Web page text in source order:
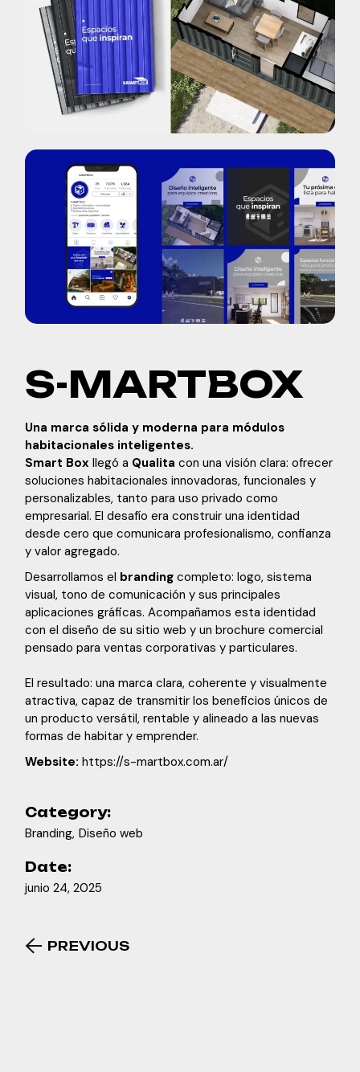
S-MARTBOX
Una marca sólida y moderna para módulos
habitacionales inteligentes.
Smart Box llegó a Qualita con una visión clara: ofrecer
soluciones habitacionales innovadoras, funcionales y
personalizables, tanto para uso privado como
empresarial. El desafío era construir una identidad
desde cero que comunicara profesionalismo, confianza
y valor agregado.
Desarrollamos el branding completo: logo, sistema
visual, tono de comunicación y sus principales
aplicaciones gráficas. Acompañamos esta identidad
con el diseño de su sitio web y un brochure comercial
pensado para ventas corporativas y particulares.
El resultado: una marca clara, coherente y visualmente
atractiva, capaz de transmitir los beneficios únicos de
un producto versátil, rentable y alineado a las nuevas
formas de habitar y emprender.
Website:https://s-martbox.com.ar/
Category:
Branding Diseño web
Date:
junio 24, 2025
PREVIOUS